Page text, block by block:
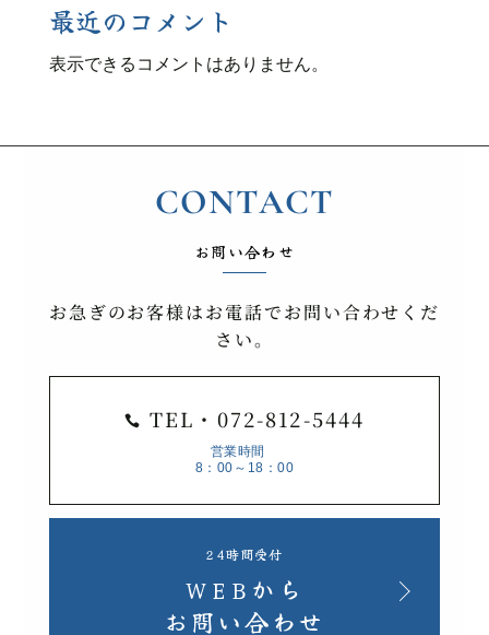
最近のコメント
表示できるコメントはありません。
CONTACT
お問い合わせ
お急ぎのお客様はお電話でお問い合わせくだ
さい。
営業時間
8：00～18：00
 TEL・072-812-5444
WEBから
お問い合わせ
24時間受付